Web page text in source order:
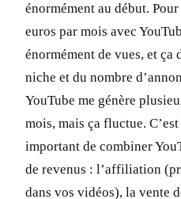
énormément au début.
euros par mois avec
énormément de vues, et ça
niche et du nombre
YouTube me génère
mois, mais ça fluctue.
important de combiner
de revenus : l’affiliation
dans vos vidéos), la vente